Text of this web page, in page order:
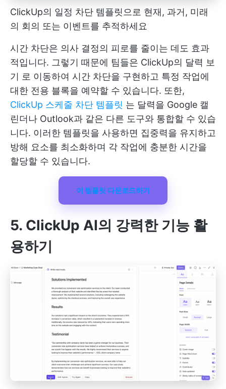
ClickUp의 일정 차단 템플릿으로 현재, 과거, 미래
의 회의 또는 이벤트를 추적하세요
시간 차단은 의사 결정의 피로를 줄이는 데도 효과
적입니다. 그렇기 때문에 팀들은 ClickUp의 달력 보
기 로 이동하여 시간 차단을 구현하고 특정 작업에
대한 전용 블록을 예약할 수 있습니다. 또한,
ClickUp 스케줄 차단 템플릿 는 달력을 Google 캘
린더나 Outlook과 같은 다른 도구와 통합할 수 있습
니다. 이러한 템플릿을 사용하면 집중력을 유지하고
방해 요소를 최소화하며 각 작업에 충분한 시간을
할당할 수 있습니다.
이 템플릿 다운로드하기
5. ClickUp AI의 강력한 기능 활
용하기